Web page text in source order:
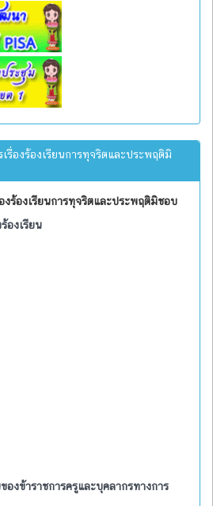
รื่องร้องเรียนการทุจริตและประพฤติมิ
งร้องเรียนการทุจริตและประพฤติมิชอบ
องเรียน
งข้าราชการครูและบุคลากรทางการ